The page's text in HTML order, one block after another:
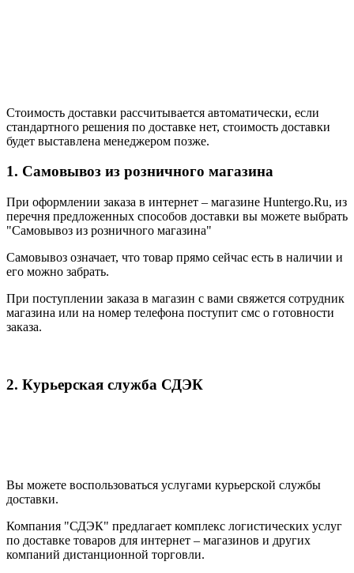
Стоимость доставки рассчитывается автоматически, если
стандартного решения по доставке нет, стоимость доставки
будет выставлена менеджером позже.
1. Самовывоз из розничного магазина
При оформлении заказа в интернет – магазине Huntergo.Ru, из
перечня предложенных способов доставки вы можете выбрать
"Самовывоз из розничного магазина"
Самовывоз означает, что товар прямо сейчас есть в наличии и
его можно забрать.
При поступлении заказа в магазин с вами свяжется сотрудник
магазина или на номер телефона поступит смс о готовности
заказа.
2. Курьерская служба СДЭК
Вы можете воспользоваться услугами курьерской службы
доставки.
Компания "СДЭК" предлагает комплекс логистических услуг
по доставке товаров для интернет – магазинов и других
компаний дистанционной торговли.